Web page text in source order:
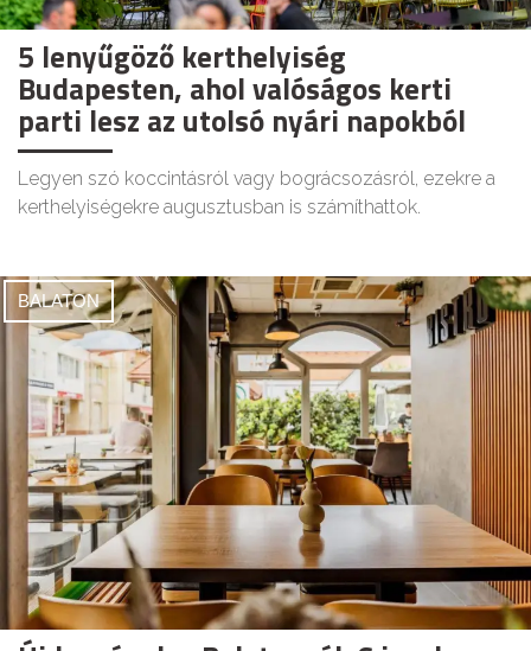
5 lenyűgöző kerthelyiség
Budapesten, ahol valóságos kerti
parti lesz az utolsó nyári napokból
Legyen szó koccintásról vagy bográcsozásról, ezekre a
kerthelyiségekre augusztusban is számíthattok.
BALATON